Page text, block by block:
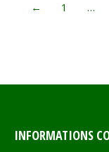
← 1 …
INFORMATIONS